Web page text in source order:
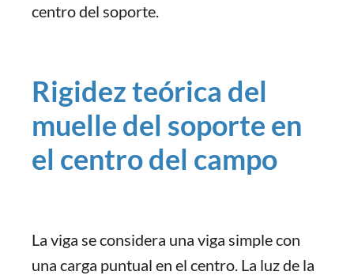
centro del soporte.
Rigidez teórica del
muelle del soporte en
el centro del campo
La viga se considera una viga simple con
una carga puntual en el centro. La luz de la